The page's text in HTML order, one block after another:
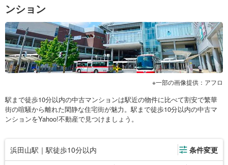
ンション
一部の画像提供：アフロ
駅まで徒歩10分以内の中古マンションは駅近の物件に比べて割安で繁華
街の喧騒から離れた閑静な住宅街が魅力。駅まで徒歩10分以内の中古マ
ンションをYahoo!不動産で見つけましょう。
浜田山駅｜駅徒歩10分以内 条件変更